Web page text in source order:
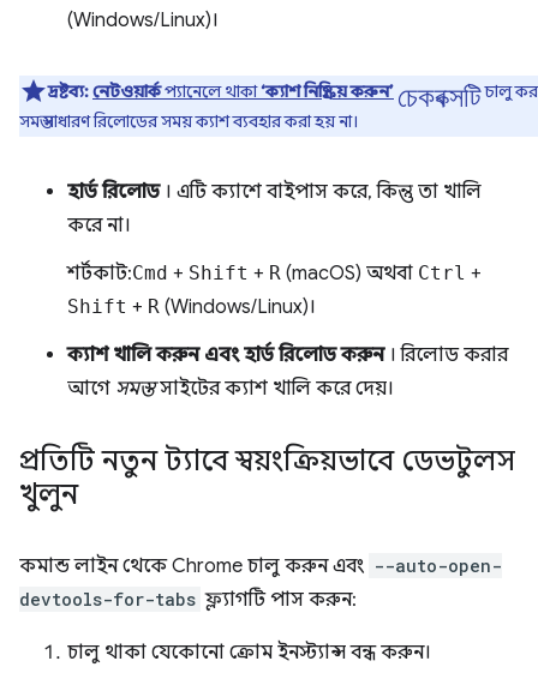
(Windows/Linux)।
দ্রষ্টব্য:নেটওয়ার্কপ্যানেলে থাকা‘ক্যাশ নিষ্ক্রিয় করুন’ চেকবক্সটিচালু
সমস্ত সাধারণ রিলোডের সময় ক্যাশ ব্যবহার করা হয় না।
হার্ড রিলোড। এটি ক্যাশে বাইপাস করে, কিন্তু তা খালি
করে না।
শর্টকাট:Cmd + Shift + R (macOS) অথবা Ctrl +
Shift + R (Windows/Linux)।
ক্যাশ খালি করুন এবং হার্ড রিলোড করুন। রিলোড করার
আগে সমস্তসাইটের ক্যাশ খালি করে দেয়।
প্রতিটি নতুন ট্যাবে স্বয়ংক্রিয়ভাবে ডেভটুলস
খুলুন
কমান্ড লাইন থেকে Chrome চালু করুন এবং --auto-open-
devtools-for-tabs ফ্ল্যাগটি পাস করুন:
চালু থাকা যেকোনো ক্রোম ইনস্ট্যান্স বন্ধ করুন।